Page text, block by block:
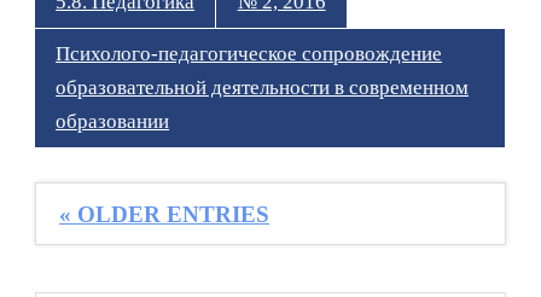
Психолого-педагогическое сопровождение
образовательной деятельности в современном
образовании
« OLDER ENTRIES